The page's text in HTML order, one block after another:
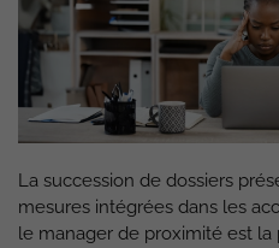
La succession de dossiers
mesures intégrées dans les
le manager de proximité est la